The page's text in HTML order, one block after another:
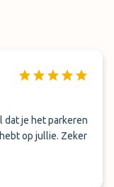
je het parkeren
jullie. Zeker